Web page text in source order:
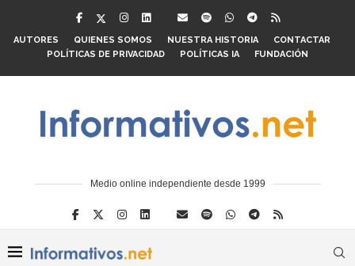
AUTORES QUIENES SOMOS NUESTRA HISTORIA
CONTACTAR
POLÍTICAS DE PRIVACIDAD
POLÍTICAS IA FUNDACIÓN
Medio online independiente desde 1999